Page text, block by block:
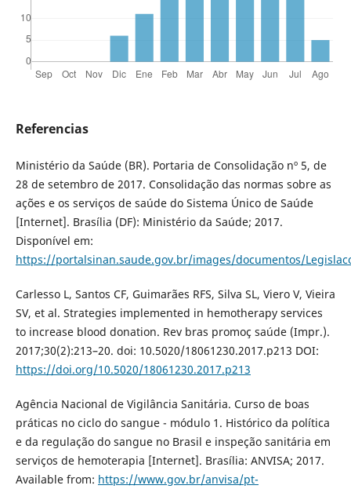
Referencias
Ministério da Saúde (BR). Portaria de Consolidação nº 5, de
28 de setembro de 2017. Consolidação das normas sobre as
ações e os serviços de saúde do Sistema Único de Saúde
[Internet]. Brasília (DF): Ministério da Saúde; 2017.
Disponível em:
https://portalsinan.saude.gov.br/images/documentos/
Carlesso L, Santos CF, Guimarães RFS, Silva SL, Viero V, Vieira
SV, et al. Strategies implemented in hemotherapy services
to increase blood donation. Rev bras promoç saúde (Impr.).
2017;30(2):213–20. doi: 10.5020/18061230.2017.p213 DOI:
https://doi.org/10.5020/18061230.2017.p213
Agência Nacional de Vigilância Sanitária. Curso de boas
práticas no ciclo do sangue - módulo 1. Histórico da política
e da regulação do sangue no Brasil e inspeção sanitária em
serviços de hemoterapia [Internet]. Brasília: ANVISA; 2017.
Available from: https://www.gov.br/anvisa/pt-